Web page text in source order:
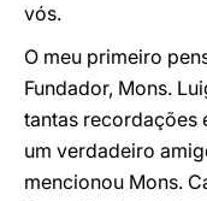
vós.
O meu primeiro
Fundador, Mons.
tantas recordações
um verdadeiro
mencionou Mons.